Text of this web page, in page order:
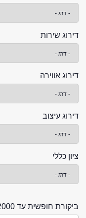
דירוג שירות
דירוג אווירה
דירוג עיצוב
ציון כללי
ביקורת חופשית עד 2000 תווים